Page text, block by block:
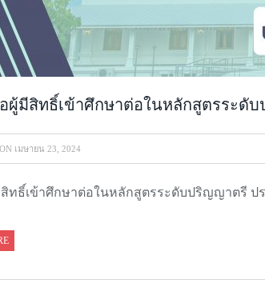
ผู้มีสิทธิ์เข้าศึกษาต่อในหลักสูตรระดั
ON เมษายน 23, 2024
ทธิ์เข้าศึกษาต่อในหลักสูตรระดับปริญญาตรี ปร